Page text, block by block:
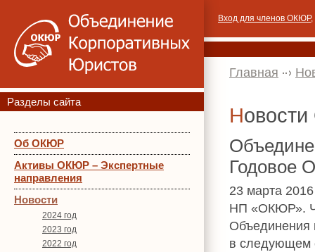
Разделы сайта
Об ОКЮР
Активы ОКЮР – Экспертные
направления
Новости
2024 год
2023 год
2022 год
Вход для членов ОКЮР,
Главная
Годовое
23 марта
НП «ОКЮР».
в следующем